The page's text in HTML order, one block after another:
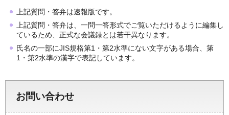
上記質問・答弁は速報版です。
上記質問・答弁は、一問一答形式でご覧いただけるように編集し
ているため、正式な会議録とは若干異なります。
氏名の一部にJIS規格第1・第2水準にない文字がある場合、第
1・第2水準の漢字で表記しています。
お問い合わせ